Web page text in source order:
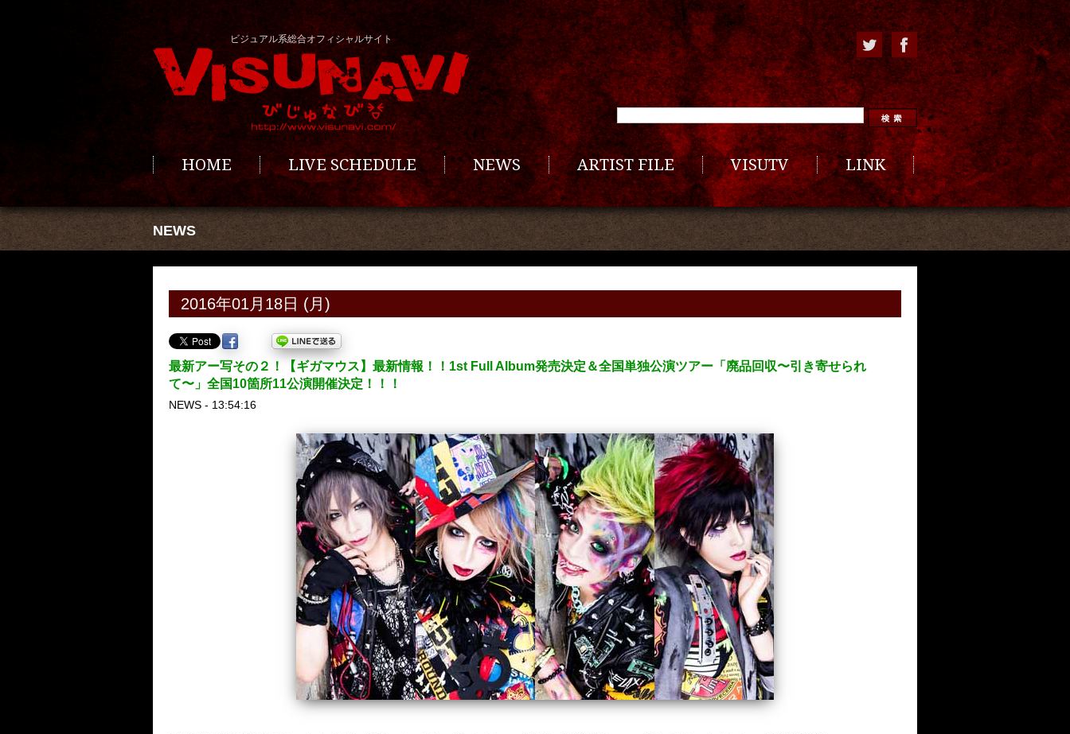
ビジュアル系総合オフィシャルサイト
HOME LIVE SCHEDULE NEWS ARTIST FILE VISUTV LINK
NEWS
2016年01月18日 (月)
最新アー写その２！【ギガマウス】最新情報！！1st Full Album発売決定＆全国単独公演ツアー「廃品回収〜引き寄せられ
て〜」全国10箇所11公演開催決定！！！
NEWS - 13:54:16